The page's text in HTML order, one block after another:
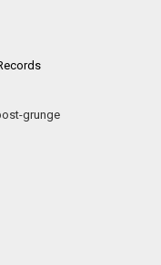
grunge